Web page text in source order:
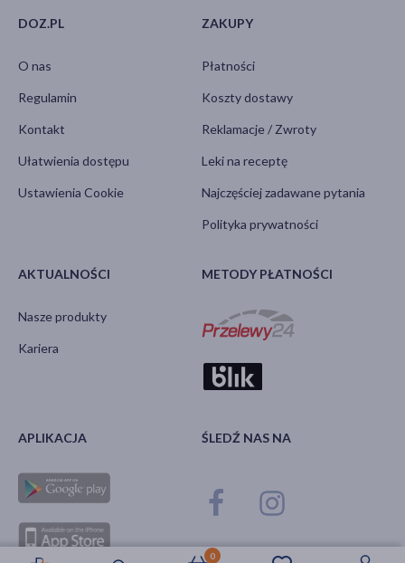
0
DOZ.PL
O nas
Regulamin
Kontakt
Ułatwienia dostępu
Ustawienia Cookie
ZAKUPY
Płatności
Koszty dostawy
Reklamacje / Zwroty
Leki na receptę
Najczęściej zadawane pytania
Polityka prywatności
AKTUALNOŚCI
Nasze produkty
Kariera
METODY PŁATNOŚCI
APLIKACJA ŚLEDŹ NAS NA